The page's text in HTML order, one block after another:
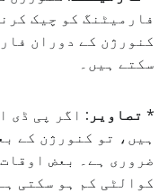
فارمیٹنگ کو چیک
کنورژن کے دوران
سکتے ہیں۔
* تصاویر: اگر پی ڈی
ہیں، تو کنورژن کے
ضروری ہے۔ بعض
کوالٹی کم ہو سکتی